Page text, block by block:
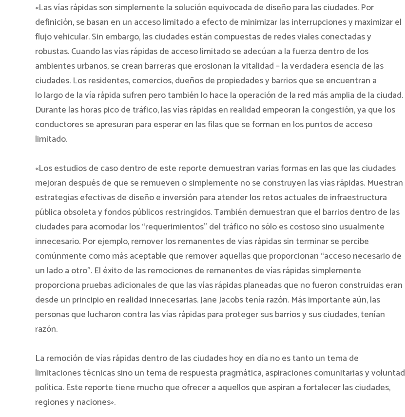
«Las vías rápidas son simplemente la solución equivocada de diseño para las ciudades. Por
definición, se basan en un acceso limitado a efecto de minimizar las interrupciones y maximizar el
flujo vehicular. Sin embargo, las ciudades están compuestas de redes viales conectadas y
robustas. Cuando las vías rápidas de acceso limitado se adecúan a la fuerza dentro de los
ambientes urbanos, se crean barreras que erosionan la vitalidad – la verdadera esencia de las
ciudades. Los residentes, comercios, dueños de propiedades y barrios que se encuentran a
lo largo de la vía rápida sufren pero también lo hace la operación de la red más amplia de la ciudad.
Durante las horas pico de tráfico, las vías rápidas en realidad empeoran la congestión, ya que los
conductores se apresuran para esperar en las filas que se forman en los puntos de acceso
limitado.
«Los estudios de caso dentro de este reporte demuestran varias formas en las que las ciudades
mejoran después de que se remueven o simplemente no se construyen las vías rápidas. Muestran
estrategias efectivas de diseño e inversión para atender los retos actuales de infraestructura
pública obsoleta y fondos públicos restringidos. También demuestran que el barrios dentro de las
ciudades para acomodar los “requerimientos” del tráfico no sólo es costoso sino usualmente
innecesario. Por ejemplo, remover los remanentes de vías rápidas sin terminar se percibe
comúnmente como más aceptable que remover aquellas que proporcionan “acceso necesario de
un lado a otro”. El éxito de las remociones de remanentes de vías rápidas simplemente
proporciona pruebas adicionales de que las vías rápidas planeadas que no fueron construidas eran
desde un principio en realidad innecesarias. Jane Jacobs tenía razón. Más importante aún, las
personas que lucharon contra las vías rápidas para proteger sus barrios y sus ciudades, tenían
razón.
La remoción de vías rápidas dentro de las ciudades hoy en día no es tanto un tema de
limitaciones técnicas sino un tema de respuesta pragmática, aspiraciones comunitarias y voluntad
política. Este reporte tiene mucho que ofrecer a aquellos que aspiran a fortalecer las ciudades,
regiones y naciones».